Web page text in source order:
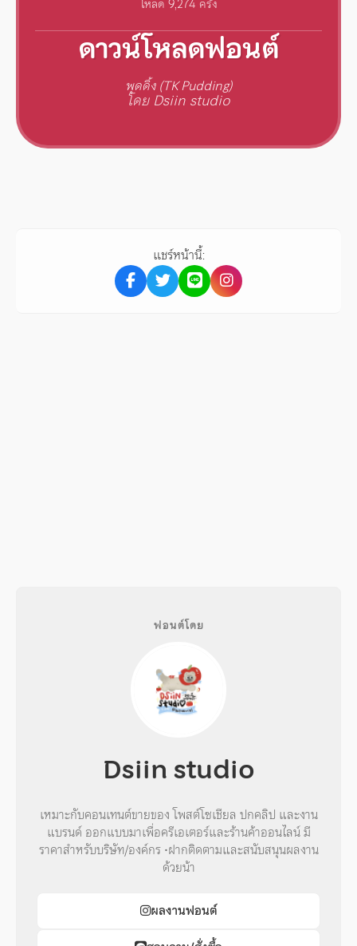
โหลด 9,274 ครั้ง
ดาวน์โหลดฟอนต์
พุดดิ้ง (TK Pudding)
โดย Dsiin studio
แชร์หน้านี้:
ฟอนต์โดย
Dsiin studio
เหมาะกับคอนเทนต์ขายของ โพสต์โซเชียล ปกคลิป และงาน
แบรนด์ ออกแบบมาเพื่อครีเอเตอร์และร้านค้าออนไลน์ มี
ราคาสำหรับบริษัท/องค์กร •ฝากติดตามและสนับสนุนผลงาน
ด้วยน้า
ผลงานฟอนต์